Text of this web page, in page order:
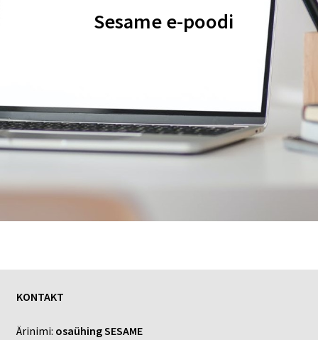
Sesame e-poodi
KONTAKT
Ärinimi: osaühing SESAME